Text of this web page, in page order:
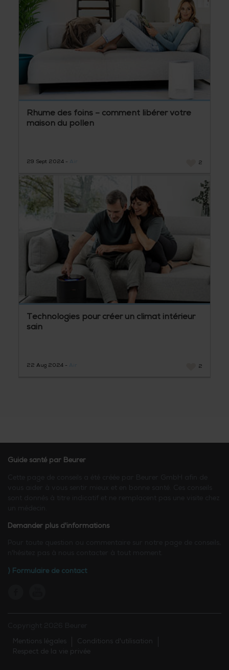
Rhume des foins – comment libérer votre
maison du pollen
29 Sept 2024 - Air 2
Technologies pour créer un climat intérieur
sain
22 Aug 2024 - Air 2
Guide santé par Beurer
Demander plus d'informations
⟩ Formulaire de contact
Mentions légales
Conditions d'utilisation
Respect de la vie privée